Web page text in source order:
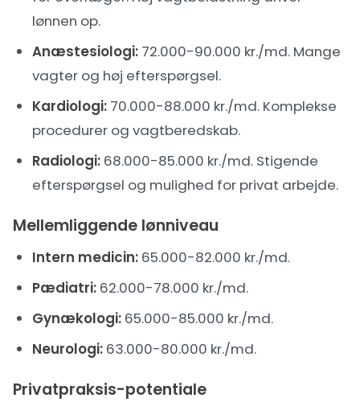
lønnen op.
Anæstesiologi: 72.000-90.000 kr./md. Mange
vagter og høj efterspørgsel.
Kardiologi: 70.000-88.000 kr./md. Komplekse
procedurer og vagtberedskab.
Radiologi: 68.000-85.000 kr./md. Stigende
efterspørgsel og mulighed for privat arbejde.
Mellemliggende lønniveau
Intern medicin: 65.000-82.000 kr./md.
Pædiatri: 62.000-78.000 kr./md.
Gynækologi: 65.000-85.000 kr./md.
Neurologi: 63.000-80.000 kr./md.
Privatpraksis-potentiale